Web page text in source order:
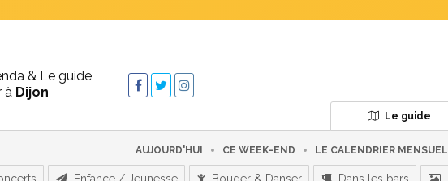
& Le guide
à Dijon
Le guide
AUJOURD'HUI CE WEEK-END LE CALENDRIER MENSUEL